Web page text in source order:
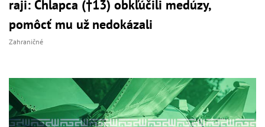
raji: Chlapca (†13) obkľúčili medúzy,
pomôcť mu už nedokázali
Zahraničné